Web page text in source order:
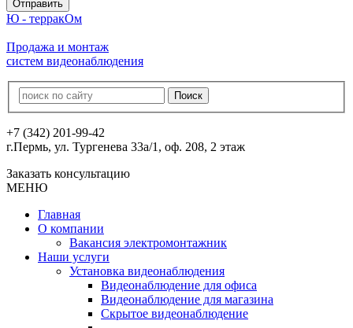
Ю - терракОм
Продажа и монтаж
систем видеонаблюдения
+7 (342) 201-99-42
г.Пермь, ул. Тургенева 33а/1, оф. 208, 2 этаж
Заказать консультацию
МЕНЮ
Главная
О компании
Вакансия электромонтажник
Наши услуги
Установка видеонаблюдения
Видеонаблюдение для офиса
Видеонаблюдение для магазина
Скрытое видеонаблюдение